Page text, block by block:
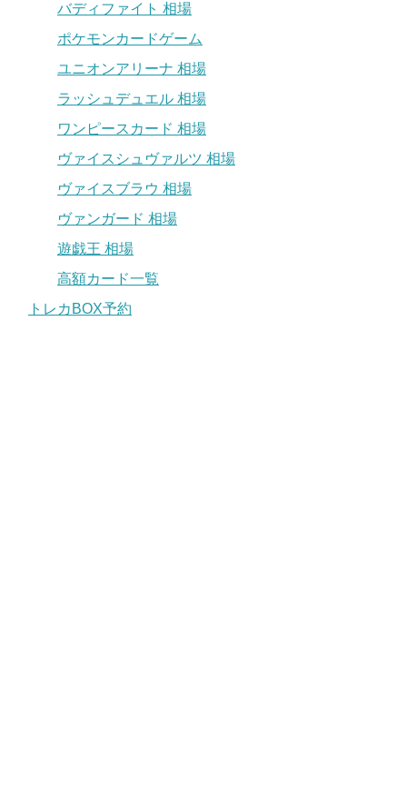
バディファイト 相場
ポケモンカードゲーム
ユニオンアリーナ 相場
ラッシュデュエル 相場
ワンピースカード 相場
ヴァイスシュヴァルツ 相場
ヴァイスブラウ 相場
ヴァンガード 相場
遊戯王 相場
高額カード一覧
トレカBOX予約